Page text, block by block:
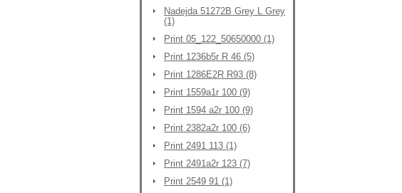
Nadejda 51272B Grey L Grey
(1)
Print 05_122_50650000 (1)
Print 1236b5r R 46 (5)
Print 1286E2R R93 (8)
Print 1559a1r 100 (9)
Print 1594 a2r 100 (9)
Print 2382a2r 100 (6)
Print 2491 113 (1)
Print 2491a2r 123 (7)
Print 2549 91 (1)